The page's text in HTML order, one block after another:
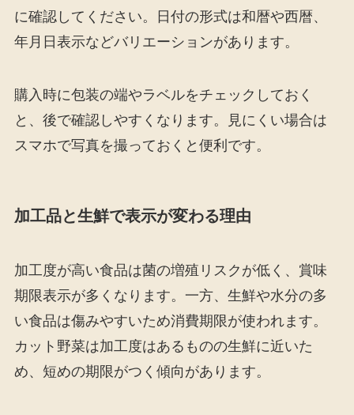
に確認してください。日付の形式は和暦や西暦、
年月日表示などバリエーションがあります。
購入時に包装の端やラベルをチェックしておく
と、後で確認しやすくなります。見にくい場合は
スマホで写真を撮っておくと便利です。
加工品と生鮮で表示が変わる理由
加工度が高い食品は菌の増殖リスクが低く、賞味
期限表示が多くなります。一方、生鮮や水分の多
い食品は傷みやすいため消費期限が使われます。
カット野菜は加工度はあるものの生鮮に近いた
め、短めの期限がつく傾向があります。